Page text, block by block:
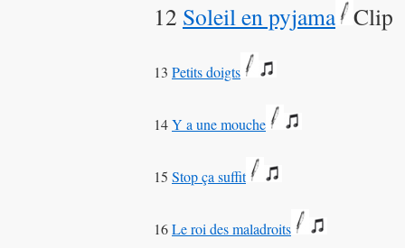
12 Soleil en pyjama Clip
13 Petits doigts
14Y a une mouche
15 Stop ça suffit
16Le roi des maladroits